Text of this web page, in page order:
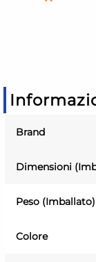
Brand
Dimensioni
Peso (Imballato)
Colore